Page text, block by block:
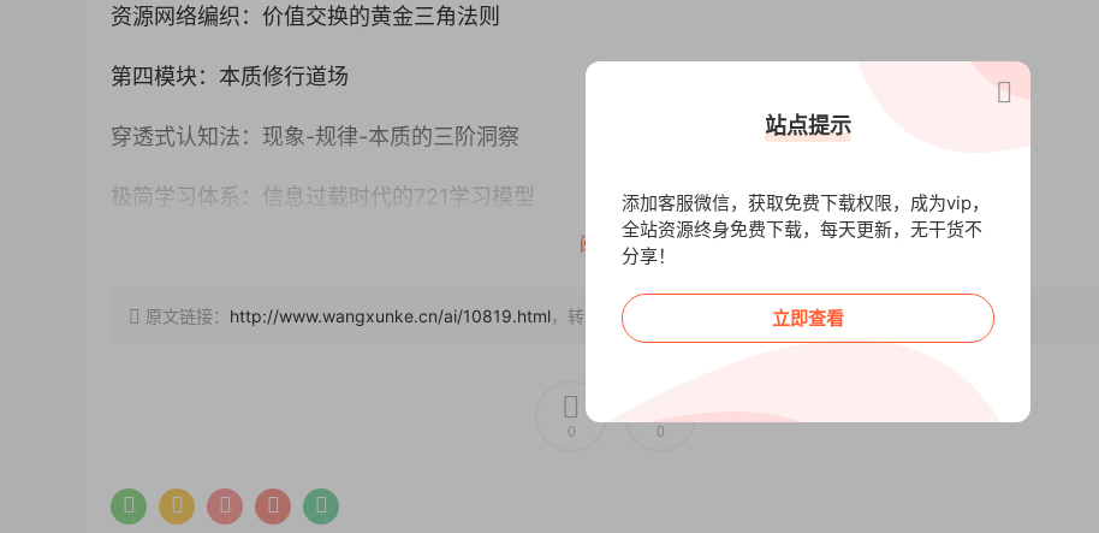
资源网络编织：价值交换的黄金三角法则
第四模块：本质修行道场
穿透式认知法：现象-规律-本质的三阶洞察
极简学习体系：信息过载时代的721学习模型
教学交付设计
2个真实商业案例解析视频
阅读全文
原文链接： http://www.wangxunke.cn/ai/10819.html，转载请注明出处~~~
0 0
站点提示
添加客服微信，获取免费下载权限，成为vip，
全站资源终身免费下载，每天更新，无干货不
分享！
立即查看